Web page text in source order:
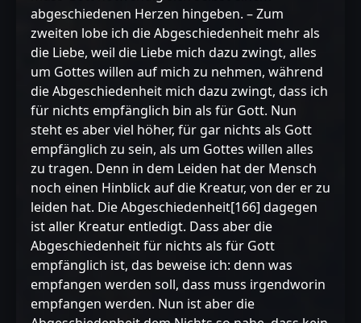
abgeschiedenen Herzen hingeben. – Zum
zweiten lobe ich die Abgeschiedenheit mehr als
die Liebe, weil die Liebe mich dazu zwingt, alles
um Gottes willen auf mich zu nehmen, während
die Abgeschiedenheit mich dazu zwingt, dass ich
für nichts empfänglich bin als für Gott. Nun
steht es aber viel höher, für gar nichts als Gott
empfänglich zu sein, als um Gottes willen alles
zu tragen. Denn in dem Leiden hat der Mensch
noch einen Hinblick auf die Kreatur, von der er zu
leiden hat. Die Abgeschiedenheit[166] dagegen
ist aller Kreatur entledigt. Dass aber die
Abgeschiedenheit für nichts als für Gott
empfänglich ist, das beweise ich: denn was
empfangen werden soll, dass muss irgendworin
empfangen werden. Nun ist aber die